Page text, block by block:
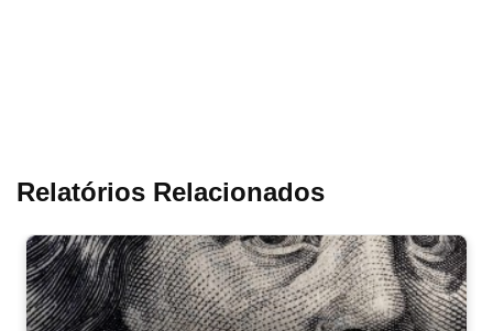
Relatórios Relacionados